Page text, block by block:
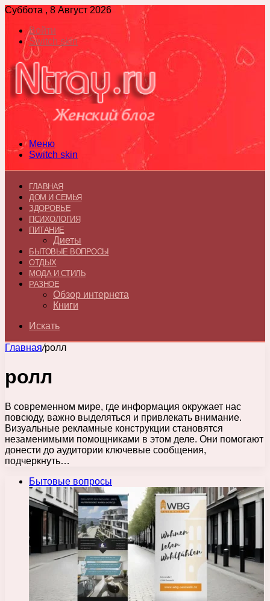
Суббота , 8 Август 2026
Войти
Switch skin
Меню
Switch skin
ГЛАВНАЯ
ДОМ И СЕМЬЯ
ЗДОРОВЬЕ
ПСИХОЛОГИЯ
ПИТАНИЕ
Диеты
БЫТОВЫЕ ВОПРОСЫ
ОТДЫХ
МОДА И СТИЛЬ
РАЗНОЕ
Обзор интернета
Книги
Искать
Главная/ролл
ролл
В современном мире, где информация окружает нас
повсюду, важно выделяться и привлекать внимание.
Визуальные рекламные конструкции становятся
незаменимыми помощниками в этом деле. Они помогают
донести до аудитории ключевые сообщения,
подчеркнуть…
Бытовые вопросы